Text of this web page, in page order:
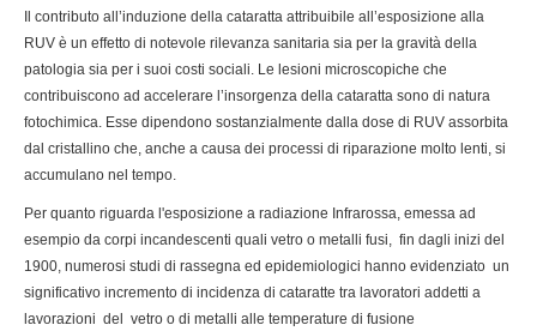
Il contributo all’induzione della cataratta attribuibile all’esposizione alla
RUV è un effetto di notevole rilevanza sanitaria sia per la gravità della
patologia sia per i suoi costi sociali. Le lesioni microscopiche che
contribuiscono ad accelerare l’insorgenza della cataratta sono di natura
fotochimica. Esse dipendono sostanzialmente dalla dose di RUV assorbita
dal cristallino che, anche a causa dei processi di riparazione molto lenti, si
accumulano nel tempo.
Per quanto riguarda l'esposizione a radiazione Infrarossa, emessa ad
esempio da corpi incandescenti quali vetro o metalli fusi, fin dagli inizi del
1900, numerosi studi di rassegna ed epidemiologici hanno evidenziato un
significativo incremento di incidenza di cataratte tra lavoratori addetti a
lavorazioni del vetro o di metalli alle temperature di fusione